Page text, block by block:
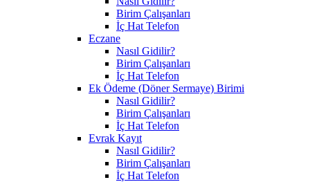
Birim Çalışanları
İç Hat Telefon
Eczane
Nasıl Gidilir?
Birim Çalışanları
İç Hat Telefon
Ek Ödeme (Döner Sermaye) Birimi
Nasıl Gidilir?
Birim Çalışanları
İç Hat Telefon
Evrak Kayıt
Nasıl Gidilir?
Birim Çalışanları
İç Hat Telefon